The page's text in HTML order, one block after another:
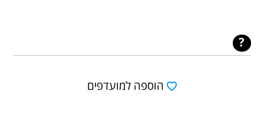
הוספה למועדפים